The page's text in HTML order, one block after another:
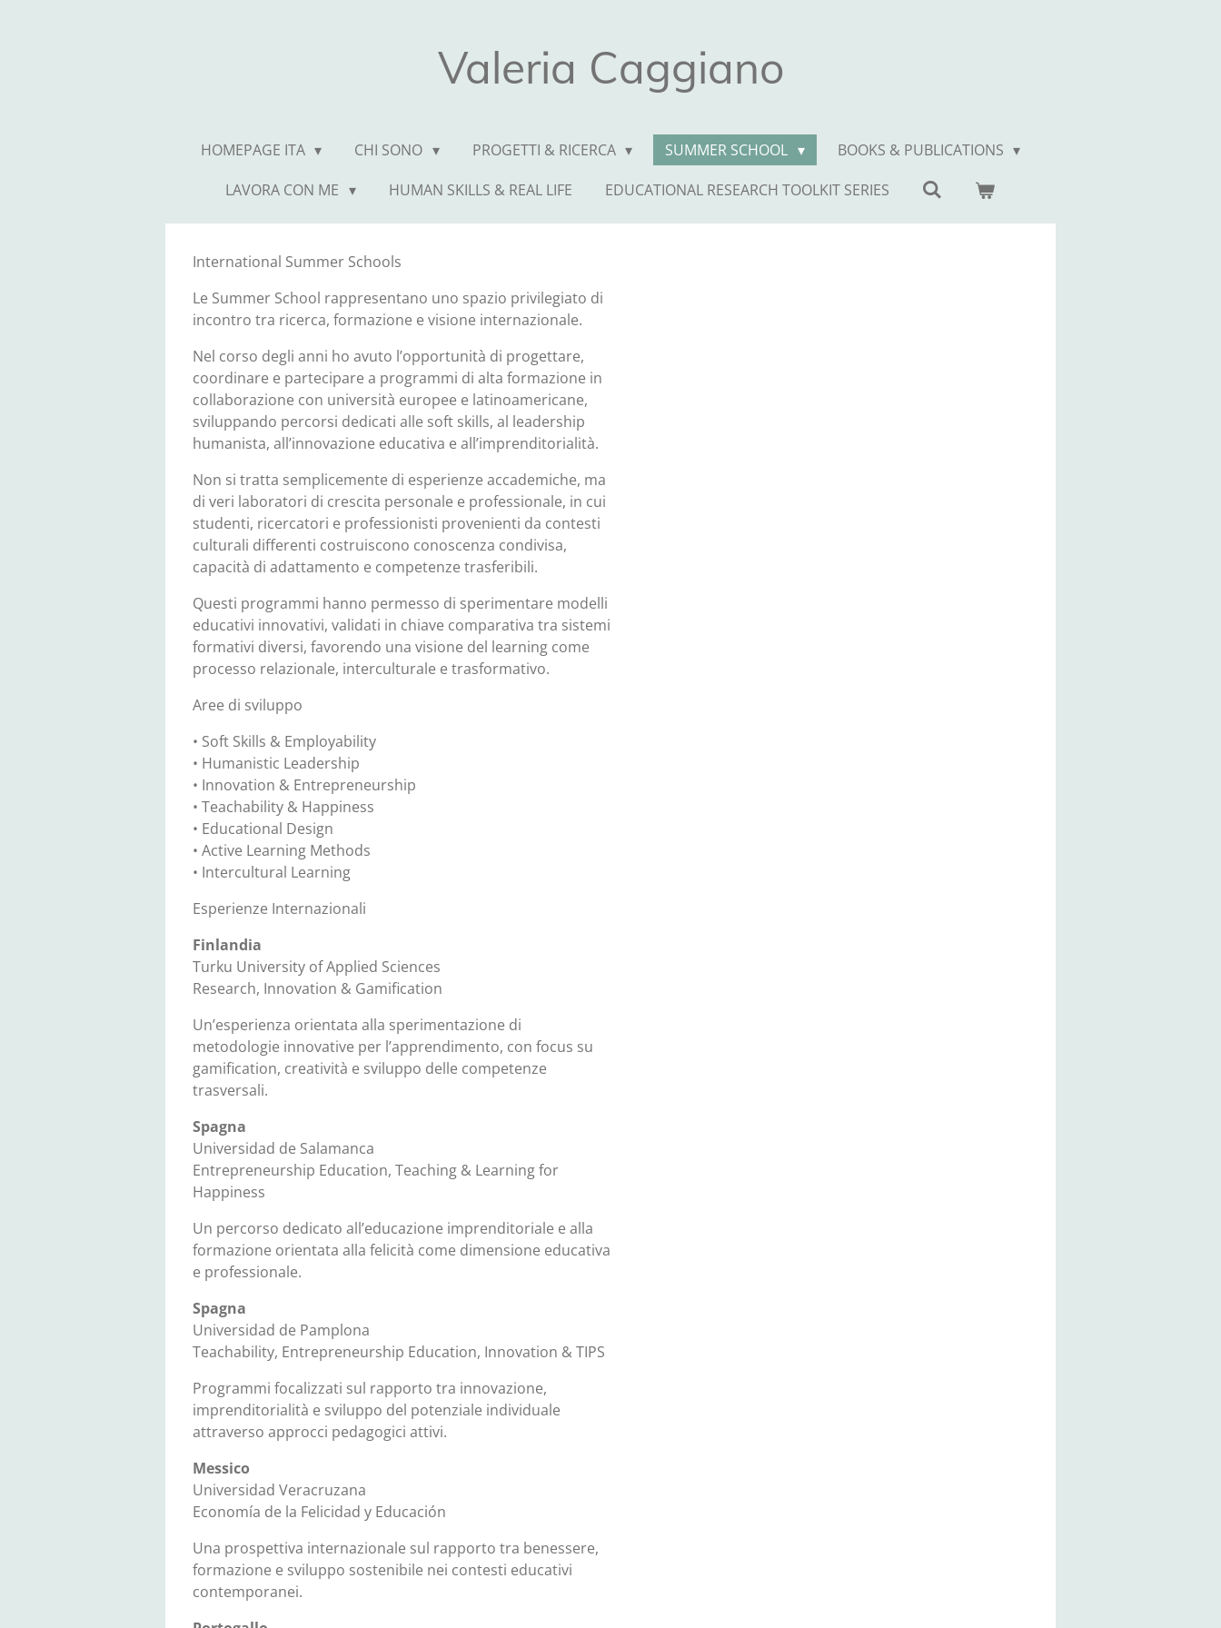
Valeria Caggiano
HOMEPAGE ITA CHI SONO PROGETTI & RICERCA SUMMER SCHOOL
BOOKS & PUBLICATIONS
LAVORA CON ME
HUMAN SKILLS & REAL LIFE EDUCATIONAL RESEARCH TOOLKIT SERIES
International Summer Schools
Le Summer School rappresentano uno spazio privilegiato di
incontro tra ricerca, formazione e visione internazionale.
Nel corso degli anni ho avuto l’opportunità di progettare,
coordinare e partecipare a programmi di alta formazione in
collaborazione con università europee e latinoamericane,
sviluppando percorsi dedicati alle soft skills, al leadership
humanista, all’innovazione educativa e all’imprenditorialità.
Non si tratta semplicemente di esperienze accademiche, ma
di veri laboratori di crescita personale e professionale, in cui
studenti, ricercatori e professionisti provenienti da contesti
culturali differenti costruiscono conoscenza condivisa,
capacità di adattamento e competenze trasferibili.
Questi programmi hanno permesso di sperimentare modelli
educativi innovativi, validati in chiave comparativa tra sistemi
formativi diversi, favorendo una visione del learning come
processo relazionale, interculturale e trasformativo.
Aree di sviluppo
• Soft Skills & Employability
• Humanistic Leadership
• Innovation & Entrepreneurship
• Teachability & Happiness
• Educational Design
• Active Learning Methods
• Intercultural Learning
Esperienze Internazionali
Finlandia
Turku University of Applied Sciences
Research, Innovation & Gamification
Un’esperienza orientata alla sperimentazione di
metodologie innovative per l’apprendimento, con focus su
gamification, creatività e sviluppo delle competenze
trasversali.
Spagna
Universidad de Salamanca
Entrepreneurship Education, Teaching & Learning for
Happiness
Un percorso dedicato all’educazione imprenditoriale e alla
formazione orientata alla felicità come dimensione educativa
e professionale.
Spagna
Universidad de Pamplona
Teachability, Entrepreneurship Education, Innovation & TIPS
Programmi focalizzati sul rapporto tra innovazione,
imprenditorialità e sviluppo del potenziale individuale
attraverso approcci pedagogici attivi.
Messico
Universidad Veracruzana
Economía de la Felicidad y Educación
Una prospettiva internazionale sul rapporto tra benessere,
formazione e sviluppo sostenibile nei contesti educativi
contemporanei.